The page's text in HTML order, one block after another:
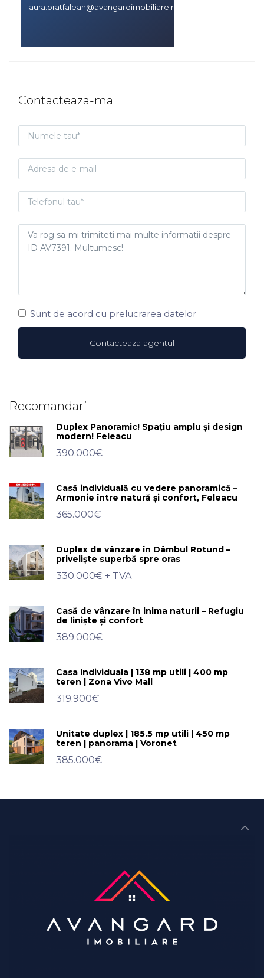
laura.bratfalean@avangardimobiliare.ro
Contacteaza-ma
Sunt de acord cu prelucrarea datelor
Recomandari
Duplex Panoramic! Spațiu amplu și design
modern! Feleacu
390.000€
Casă individuală cu vedere panoramică –
Armonie între natură și confort, Feleacu
365.000€
Duplex de vânzare în Dâmbul Rotund –
priveliște superbă spre oras
330.000€ + TVA
Casă de vânzare în inima naturii – Refugiu
de liniște și confort
389.000€
Casa Individuala | 138 mp utili | 400 mp
teren | Zona Vivo Mall
319.900€
Unitate duplex | 185.5 mp utili | 450 mp
teren | panorama | Voronet
385.000€